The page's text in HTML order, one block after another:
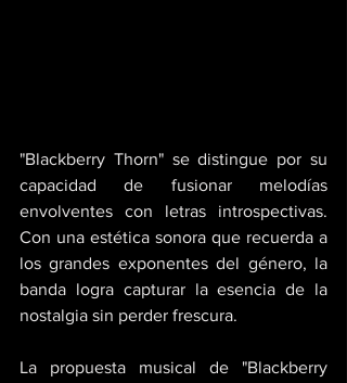
"Blackberry Thorn" se distingue por su
capacidad de fusionar melodías
envolventes con letras introspectivas.
Con una estética sonora que recuerda a
los grandes exponentes del género, la
banda logra capturar la esencia de la
nostalgia sin perder frescura.
La propuesta musical de "Blackberry